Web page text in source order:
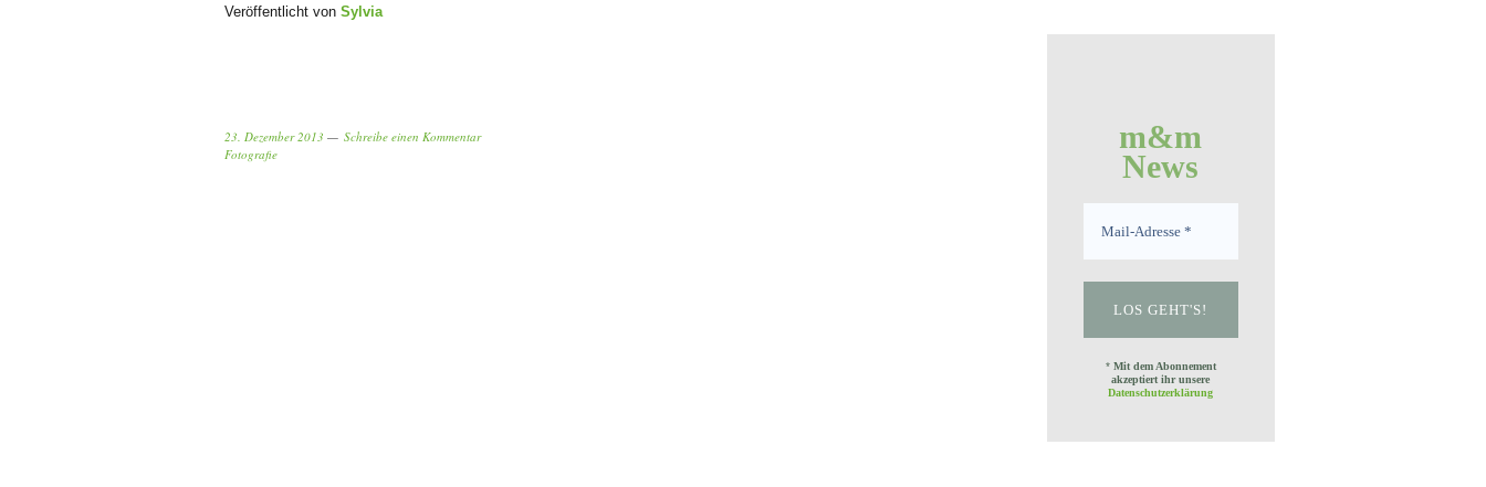
Veröffentlicht von Sylvia
23. Dezember 2013
Schreibe einen Kommentar
Fotografie
m&m
News
* Mit dem Abonnement
akzeptiert ihr unsere
Datenschutzerklärung